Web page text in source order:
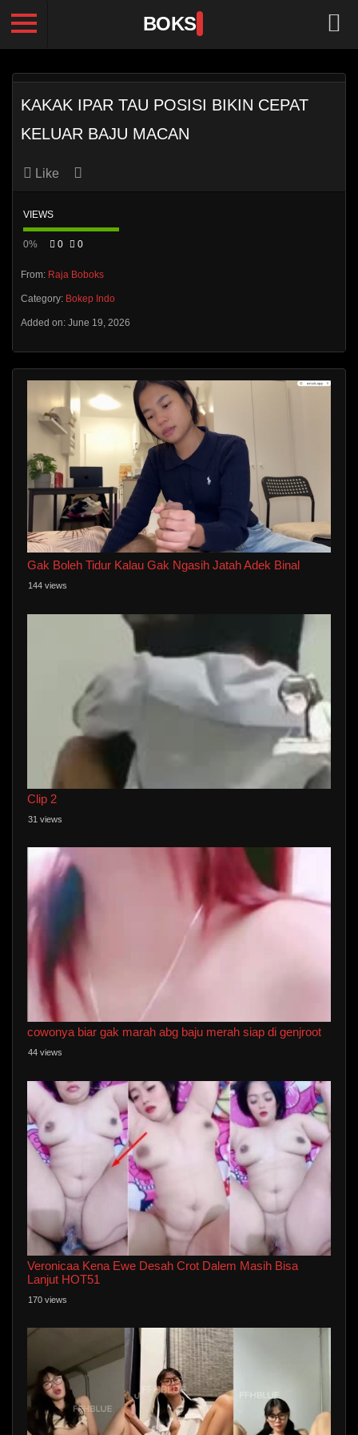
BOKS
KAKAK IPAR TAU POSISI BIKIN CEPAT
KELUAR BAJU MACAN
Like
VIEWS
0% 0 0
From: Raja Boboks
Category: Bokep Indo
Added on: June 19, 2026
Gak Boleh Tidur Kalau Gak Ngasih Jatah Adek Binal
144 views
Clip 2
31 views
cowonya biar gak marah abg baju merah siap di genjroot
44 views
Veronicaa Kena Ewe Desah Crot Dalem Masih Bisa
Lanjut HOT51
170 views